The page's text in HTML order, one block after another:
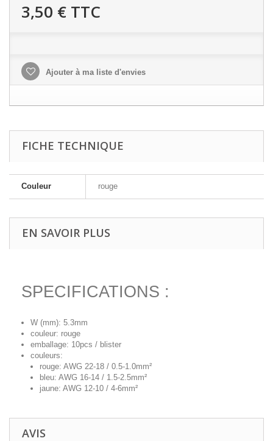
3,50 € TTC
Ajouter à ma liste d'envies
FICHE TECHNIQUE
Couleur rouge
EN SAVOIR PLUS
SPECIFICATIONS :
W (mm): 5.3mm
couleur: rouge
emballage: 10pcs / blister
couleurs:
rouge: AWG 22-18 / 0.5-1.0mm²
bleu: AWG 16-14 / 1.5-2.5mm²
jaune: AWG 12-10 / 4-6mm²
AVIS